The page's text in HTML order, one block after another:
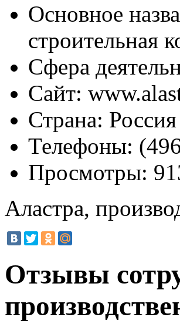
Основное
строительная
Сфера
Сайт:
Страна: Россия
Телефоны:
Просмотры:
Аластра,
Отзывы